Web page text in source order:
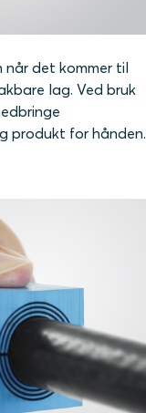
når det kommer til
lag. Ved bruk
produkt for hånden.